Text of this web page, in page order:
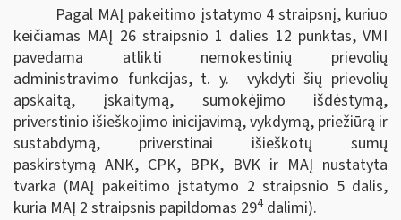
Pagal MAĮ pakeitimo įstatymo 4 straipsnį, kuriuo
keičiamas MAĮ 26 straipsnio 1 dalies 12 punktas, VMI
pavedama atlikti nemokestinių prievolių
administravimo funkcijas, t. y. vykdyti šių prievolių
apskaitą, įskaitymą, sumokėjimo išdėstymą,
priverstinio išieškojimo inicijavimą, vykdymą, priežiūrą ir
sustabdymą, priverstinai išieškotų sumų
paskirstymą ANK, CPK, BPK, BVK ir MAĮ nustatyta
tvarka (MAĮ pakeitimo įstatymo 2 straipsnio 5 dalis,
kuria MAĮ 2 straipsnis papildomas 294dalimi).